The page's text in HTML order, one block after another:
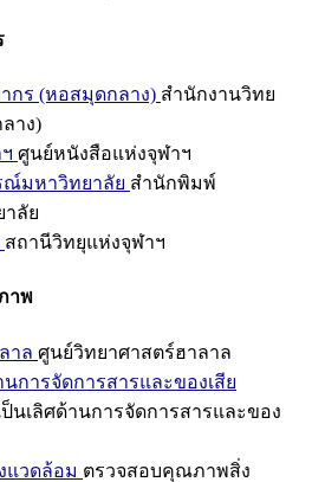
กร (หอสมุดกลาง) สำนักงานวิทย
าง)
ศูนย์หนังสือแห่งจุฬาฯ
ณ์มหาวิทยาลัย สำนักพิมพ์
ลัย
สถานีวิทยุแห่งจุฬาฯ
าพ
าล ศูนย์วิทยาศาสตร์ฮาลาล
การจัดการสารและของเสีย
นเลิศด้านการจัดการสารและของ
แวดล้อม ตรวจสอบคุณภาพสิ่ง